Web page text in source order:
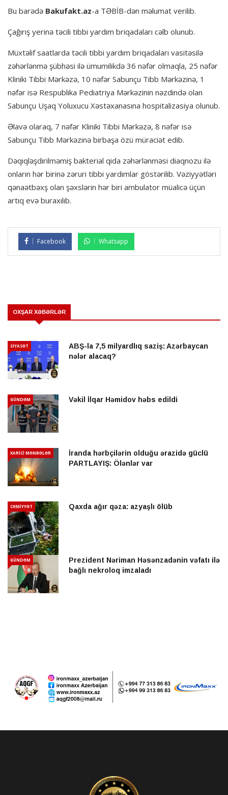
Bu barədə Bakufakt.az-a TƏBİB-dən məlumat verilib.
Çağırış yerinə təcili tibbi yardım briqadaları cəlb olunub.
Müxtəlif saatlarda təcili tibbi yardım briqadaları vasitəsilə
zəhərlənmə şübhəsi ilə ümumilikdə 36 nəfər olmaqla, 25 nəfər
Kliniki Tibbi Mərkəzə, 10 nəfər Sabunçu Tibb Mərkəzinə, 1
nəfər isə Respublika Pediatriya Mərkəzinin nəzdində olan
Sabunçu Uşaq Yoluxucu Xəstəxanasına hospitalizasiya olunub.
Əlavə olaraq, 7 nəfər Kliniki Tibbi Mərkəzə, 8 nəfər isə
Sabunçu Tibb Mərkəzinə birbaşa özü müraciət edib.
Dəqiqləşdirilməmiş bakterial qida zəhərlənməsi diaqnozu ilə
onların hər birinə zəruri tibbi yardımlar göstərilib. Vəziyyətləri
qənaətbəxş olan şəxslərin hər biri ambulator müalicə üçün
artıq evə buraxılıb.
Facebook Whatsapp
OXŞAR XƏBƏRLƏR
SİYASƏT
ABŞ-la 7,5 milyardlıq saziş: Azərbaycan
nələr alacaq?
GÜNDƏM Vəkil İlqar Həmidov həbs edildi
XARİCİ MƏNBƏLƏR
İranda hərbçilərin olduğu ərazidə güclü
PARTLAYIŞ: Ölənlər var
CƏMİYYƏT Qaxda ağır qəza: azyaşlı ölüb
GÜNDƏM
Prezident Nəriman Həsənzadənin vəfatı ilə
bağlı nekroloq imzaladı